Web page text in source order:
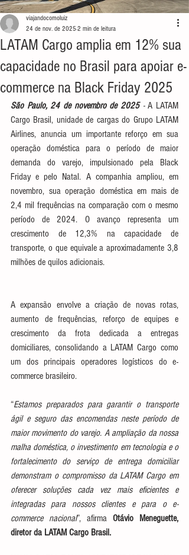
LATAM Cargo amplia em 12% sua
capacidade no Brasil para apoiar e-
commerce na Black Friday 2025
viajandocomoluiz
24 de nov. de 2025 2 min de leitura
São Paulo, 24 de novembro de 2025 - A LATAM
Cargo Brasil, unidade de cargas do Grupo LATAM
Airlines, anuncia um importante reforço em sua
operação doméstica para o período de maior
demanda do varejo, impulsionado pela Black
Friday e pelo Natal. A companhia ampliou, em
novembro, sua operação doméstica em mais de
2,4 mil frequências na comparação com o mesmo
período de 2024. O avanço representa um
crescimento de 12,3% na capacidade de
transporte, o que equivale a aproximadamente 3,8
milhões de quilos adicionais.
A expansão envolve a criação de novas rotas,
aumento de frequências, reforço de equipes e
crescimento da frota dedicada a entregas
domiciliares, consolidando a LATAM Cargo como
um dos principais operadores logísticos do e-
commerce brasileiro.
“Estamos preparados para garantir o transporte
ágil e seguro das encomendas neste período de
maior movimento do varejo. A ampliação da nossa
malha doméstica, o investimento em tecnologia e o
fortalecimento do serviço de entrega domiciliar
demonstram o compromisso da LATAM Cargo em
oferecer soluções cada vez mais eficientes e
integradas para nossos clientes e para o e-
commerce nacional”, afirma Otávio Meneguette,
diretor da LATAM Cargo Brasil.